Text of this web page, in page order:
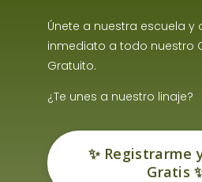
Únete a nuestra escuela y
inmediato a todo nuestro
Gratuito.
¿Te unes a nuestro linaje?
✨ Registrarme
Gratis